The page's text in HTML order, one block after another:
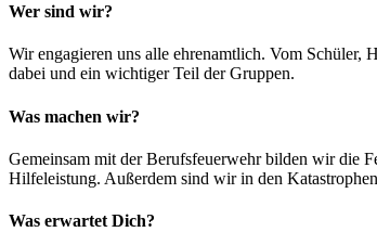
Wer sind wir?
Wir engagieren uns alle ehrenamtlich. Vom Schüler,
dabei und ein wichtiger Teil der Gruppen.
Was machen wir?
Gemeinsam mit der Berufsfeuerwehr bilden wir die
Hilfeleistung. Außerdem sind wir in den
Was erwartet Dich?